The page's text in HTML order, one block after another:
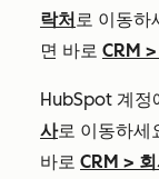
락처로 이동하
면 바로 CRM >
HubSpot 계정
사로 이동하세
바로 CRM >